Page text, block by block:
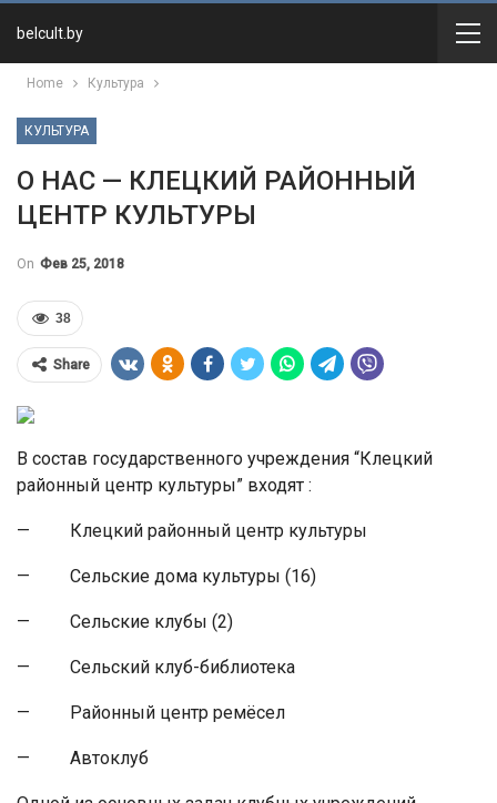
belcult.by
Home Культура
КУЛЬТУРА
О НАС — КЛЕЦКИЙ РАЙОННЫЙ
ЦЕНТР КУЛЬТУРЫ
On Фев 25, 2018
38
Share
В состав государственного учреждения “Клецкий
районный центр культуры” входят :
— Клецкий районный центр культуры
— Сельские дома культуры (16)
— Сельские клубы (2)
— Сельский клуб-библиотека
— Районный центр ремёсел
— Автоклуб